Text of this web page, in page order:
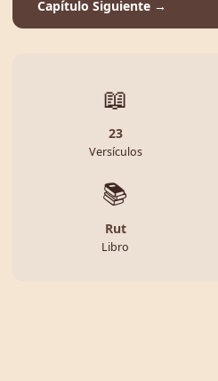
Capítulo Siguiente →
📖
23
Versículos
📚
Rut
Libro